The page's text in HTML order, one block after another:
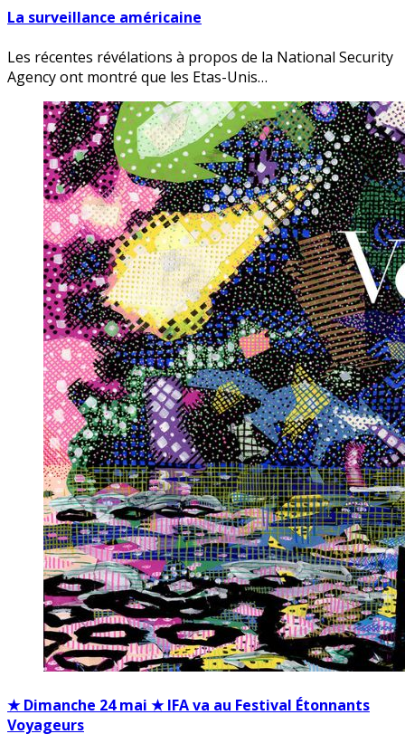
La surveillance américaine
Les récentes révélations à propos de la National Security
Agency ont montré que les Etas-Unis…
★ Dimanche 24 mai ★ IFA va au Festival Étonnants
Voyageurs